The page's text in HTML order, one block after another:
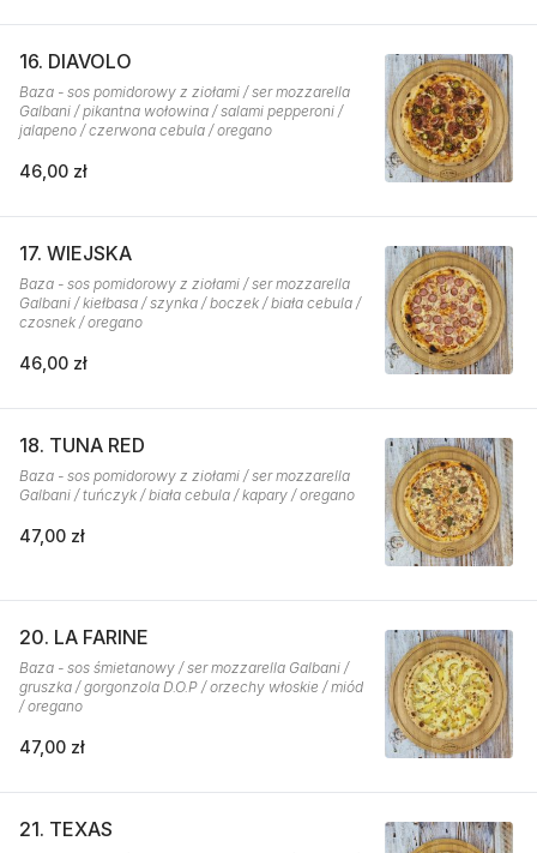
16. DIAVOLO
Baza - sos pomidorowy z ziołami / ser mozzarella
Galbani / pikantna wołowina / salami pepperoni /
jalapeno / czerwona cebula / oregano
46,00 zł
17. WIEJSKA
Baza - sos pomidorowy z ziołami / ser mozzarella
Galbani / kiełbasa / szynka / boczek / biała cebula /
czosnek / oregano
46,00 zł
18. TUNA RED
Baza - sos pomidorowy z ziołami / ser mozzarella
Galbani / tuńczyk / biała cebula / kapary / oregano
47,00 zł
20. LA FARINE
Baza - sos śmietanowy / ser mozzarella Galbani /
gruszka / gorgonzola D.O.P / orzechy włoskie / miód
/ oregano
47,00 zł
21. TEXAS